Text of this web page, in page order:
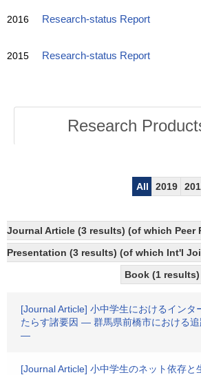
2016 Research-status Report
2015 Research-status Report
Research
All 2019
Journal Article (3 results) (of which
Presentation (3 results) (of which Int'l
Book (1 results)
[Journal Article] 小中学生におけるインタ
たらす諸要因 ― 群馬県前橋市における
―
[Journal Article] 小中学生のネット依存